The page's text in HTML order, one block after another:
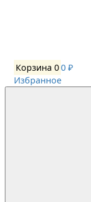
Корзина 00 ₽
Избранное